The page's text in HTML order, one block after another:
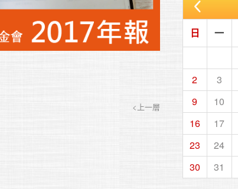
<上一層
日 一
2
3
9
10
16
17
23
24
30
31